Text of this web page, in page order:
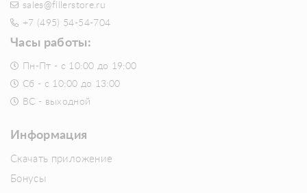
sales@fillerstore.ru
+7 (495) 54-54-704
Часы работы:
Пн-Пт - с 10:00 до 19:00
Сб - с 10:00 до 13:00
ВС - выходной
Информация
Скачать приложение
Бонусы